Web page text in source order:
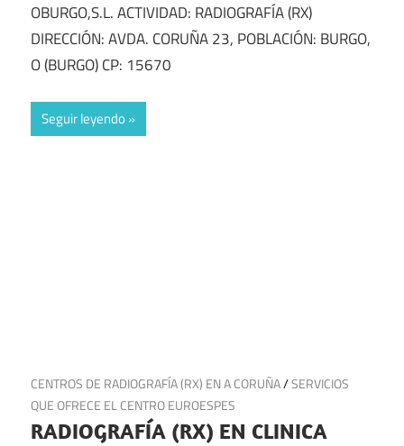
OBURGO,S.L. ACTIVIDAD: RADIOGRAFÍA (RX)
DIRECCIÓN: AVDA. CORUÑA 23, POBLACIÓN: BURGO,
O (BURGO) CP: 15670
Seguir leyendo
7 de noviembre de 2024
CENTROS DE RADIOGRAFÍA (RX) EN A CORUÑA/SERVICIOS
QUE OFRECE EL CENTRO EUROESPES
RADIOGRAFÍA (RX) EN CLINICA